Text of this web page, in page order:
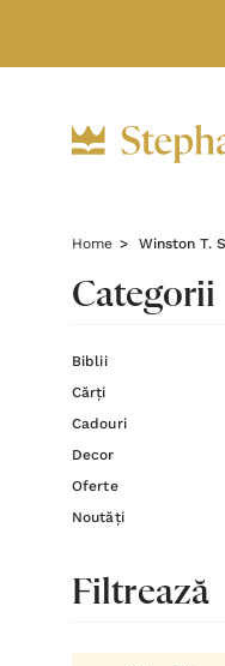
Home Winston T.
Categorii
Biblii
Cărți
Cadouri
Decor
Oferte
Noutăți
Filtrează